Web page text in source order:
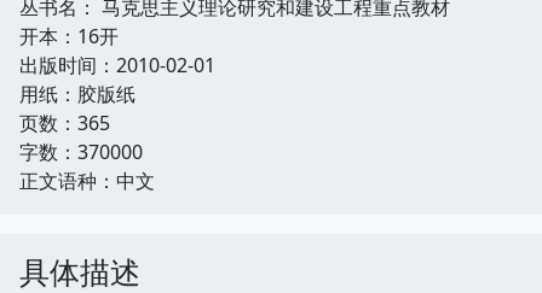
丛书名： 马克思主义理论研究和建设工程重点教材
开本：16开
出版时间：2010-02-01
用纸：胶版纸
页数：365
字数：370000
正文语种：中文
具体描述